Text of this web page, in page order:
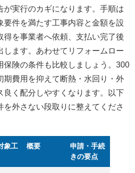
が実行のカギになります。手順は
要件を満たす工事内容と金額を設
得を事業者へ依頼、支払い完了後
します。あわせて リフォームロー
保険の条件も比較しましょう。300
期費用を抑えて 断熱・水回り・外
良く配分しやすくなります。以下
外さない段取りに整えてくださ
象工
概要
申請・手続
きの要点